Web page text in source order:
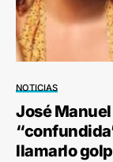
NOTICIAS
José
llamarlo